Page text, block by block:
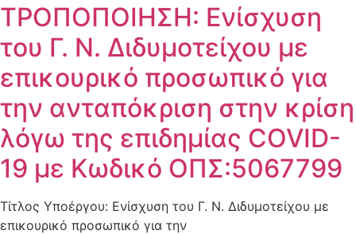
ΤΡΟΠΟΠΟΙΗΣΗ: Ενίσχυση
του Γ. Ν. Διδυμοτείχου με
επικουρικό προσωπικό για
την ανταπόκριση στην κρίση
λόγω της επιδημίας COVID-
19 με Κωδικό ΟΠΣ:5067799
Τίτλος Υποέργου: Ενίσχυση του Γ. Ν. Διδυμοτείχου με
επικουρικό προσωπικό για την